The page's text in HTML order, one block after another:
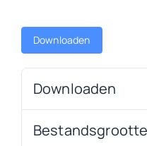
Downloaden
Downloaden
Bestandsgrootte